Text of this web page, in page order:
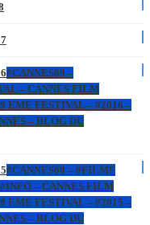
#CANNES69 –
– CANNES FILM
EME FESTIVAL – #2016 –
– BLOG DU
#CANNES68 – #FILMF
– CANNES FILM
EME FESTIVAL – #2015 –
– BLOG DU